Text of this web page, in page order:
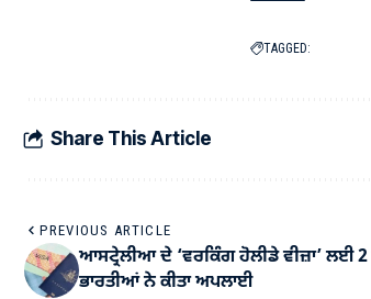
TAGGED:
Share This Article
PREVIOUS ARTICLE
ਆਸਟ੍ਰੇਲੀਆ ਦੇ ‘ਵਰਕਿੰਗ ਹੋਲੀਡੇ ਵੀਜ਼ਾ’ ਲਈ
ਭਾਰਤੀਆਂ ਨੇ ਕੀਤਾ ਅਪਲਾਈ